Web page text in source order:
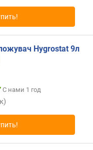
Hygrostat 9л
С нами 1 год